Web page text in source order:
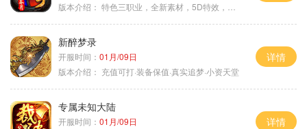
版本介绍： 特色三职业，全新素材，5D特效，不卡图
新醉梦录
开服时间： 01月/09日
版本介绍： 充值可打·装备保值·真实追梦·小资天堂
详情
专属未知大陆
开服时间： 01月/09日
详情